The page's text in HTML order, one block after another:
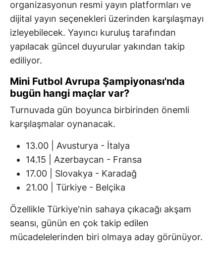
organizasyonun resmi yayın platformları ve
dijital yayın seçenekleri üzerinden karşılaşmayı
izleyebilecek. Yayıncı kuruluş tarafından
yapılacak güncel duyurular yakından takip
ediliyor.
Mini Futbol Avrupa Şampiyonası'nda
bugün hangi maçlar var?
Turnuvada gün boyunca birbirinden önemli
karşılaşmalar oynanacak.
13.00 | Avusturya - İtalya
14.15 | Azerbaycan - Fransa
17.00 | Slovakya - Karadağ
21.00 | Türkiye - Belçika
Özellikle Türkiye'nin sahaya çıkacağı akşam
seansı, günün en çok takip edilen
mücadelelerinden biri olmaya aday görünüyor.